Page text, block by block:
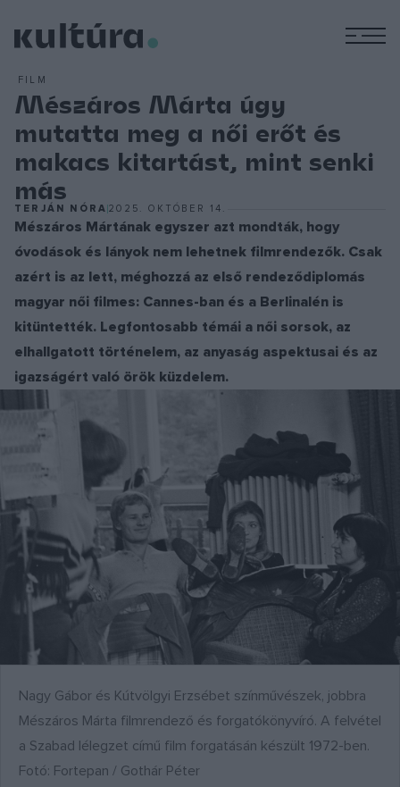
FILM
Mészáros Márta úgy
mutatta meg a női erőt és
makacs kitartást, mint senki
más
TERJÁN NÓRA2025. OKTÓBER 14.
Mészáros Mártának egyszer azt mondták, hogy
óvodások és lányok nem lehetnek filmrendezők. Csak
azért is az lett, méghozzá az első rendeződiplomás
magyar női filmes: Cannes-ban és a Berlinalén is
kitüntették. Legfontosabb témái a női sorsok, az
elhallgatott történelem, az anyaság aspektusai és az
igazságért való örök küzdelem.
Nagy Gábor és Kútvölgyi Erzsébet színművészek, jobbra
Mészáros Márta filmrendező és forgatókönyvíró. A felvétel
a Szabad lélegzet című film forgatásán készült 1972-ben.
Fotó: Fortepan / Gothár Péter